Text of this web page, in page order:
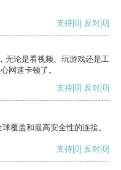
支持[0] 反对[0]
无论是看视频、玩游戏还是工
网速卡顿了。
支持[0] 反对[0]
覆盖和最高安全性的连接。
支持[0] 反对[0]